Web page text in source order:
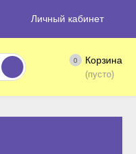
Личный кабинет
0 Корзина
(пусто)